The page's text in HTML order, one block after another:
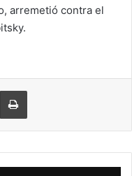
arremetió contra el
vía correo electrónicoImprimir